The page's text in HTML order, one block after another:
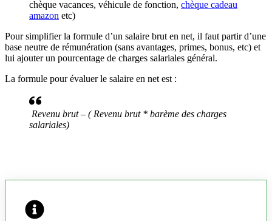
chèque vacances, véhicule de fonction, chèque cadeau
amazon etc)
Pour simplifier la formule d’un salaire brut en net, il faut partir d’une
base neutre de rémunération (sans avantages, primes, bonus, etc) et
lui ajouter un pourcentage de charges salariales général.
La formule pour évaluer le salaire en net est :
Revenu brut – ( Revenu brut * barème des charges
salariales)